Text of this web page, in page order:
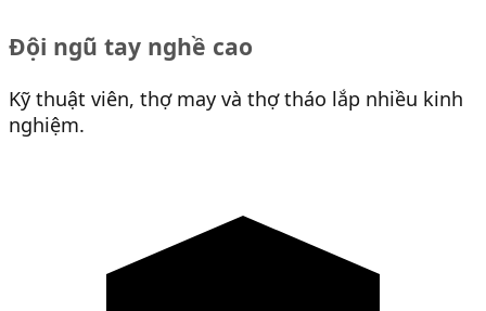
Đội ngũ tay nghề cao
Kỹ thuật viên, thợ may và thợ tháo lắp nhiều kinh
nghiệm.